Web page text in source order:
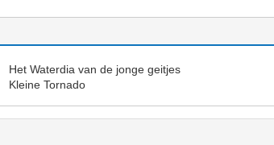
Het Waterdia van de jonge geitjes
Kleine Tornado